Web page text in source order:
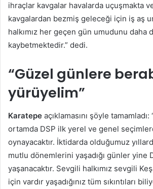
ihraçlar kavgalar havalarda uçuşmakta
kavgalardan bezmiş geleceği için iş aş
halkımız her geçen gün umudunu daha
kaybetmektedir.” dedi.
“Güzel günlere
yürüyelim”
Karatepe açıklamasını şöyle
ortamda DSP ilk yerel ve genel
oynayacaktır. İktidarda olduğumuz
mutlu dönemlerini yaşadığı günler yine
yaşanacaktır. Sevgili halkımız sevgili
için vardır yaşadığınız tüm sıkıntıları